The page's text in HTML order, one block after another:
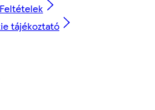
tájékoztató